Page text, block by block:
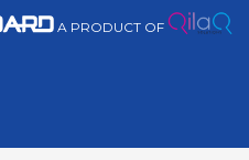
A PRODUCT OF